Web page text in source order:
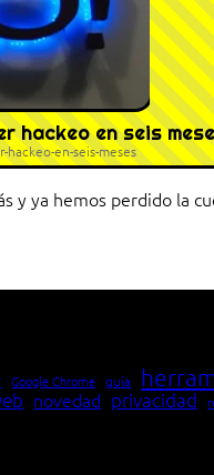
hackeo en seis
en-seis-meses
y ya hemos perdido la
Google Chrome guía
novedad privacidad